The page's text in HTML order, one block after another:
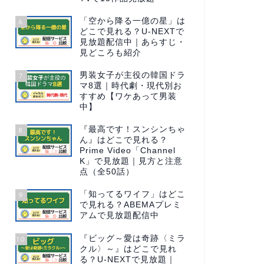
6
「空から降る一億の星」は
どこで見れる？U-NEXTで
見放題配信中｜あらすじ・
見どころも紹介
7
男装女子が主役の韓国ドラ
マ8選｜時代劇・現代別お
すすめ【ワケあって男装
中】
8
『最高です！スンシンちゃ
ん』はどこで見れる？
Prime Video「Channel
K」で見放題｜見方と注意
点（全50話）
9
「知ってるワイフ」はどこ
で見れる？ABEMAプレミ
アムで見放題配信中
10
『ビッグ～愛は奇跡〈ミラ
クル〉～』はどこで見れ
る？U-NEXTで見放題｜